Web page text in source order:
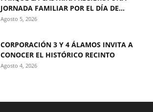
JORNADA FAMILIAR POR EL DÍA DE...
Agosto 5, 2026
CORPORACIÓN 3 Y 4 ÁLAMOS INVITA A
CONOCER EL HISTÓRICO RECINTO
Agosto 4, 2026